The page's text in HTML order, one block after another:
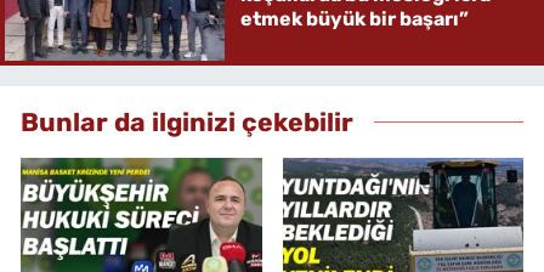
etmek büyük bir başarı”
Bunlar da ilginizi çekebilir